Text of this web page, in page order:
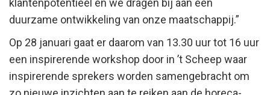
klantenpotentieel én we dragen bij aan een
duurzame ontwikkeling van onze maatschappij.”
Op 28 januari gaat er daarom van 13.30 uur tot 16 uur
een inspirerende workshop door in ’t Scheep waar
inspirerende sprekers worden samengebracht om